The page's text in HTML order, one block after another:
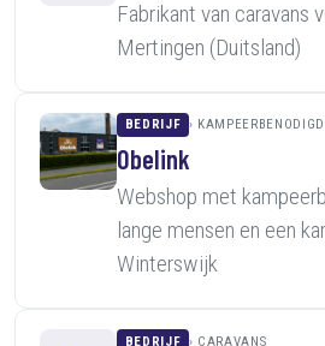
Fabrikant van caravans
Mertingen (Duitsland)
BEDRIJF
Obelink
Webshop met
lange mensen en een
Winterswijk
BEDRIJF CARAVANS